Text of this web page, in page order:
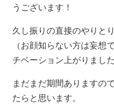
うございます！
久し振りの直接のやりと
（お顔知らない方は妄想
チベーション上がりまし
まだまだ期間ありますの
たらと思います。